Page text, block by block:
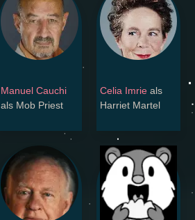
Manuel Cauchi
als Mob Priest
Celia Imrieals
Harriet Martel